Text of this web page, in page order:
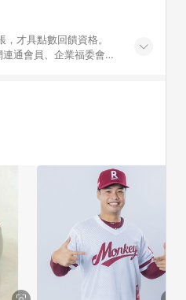
才具點數回饋資格。
通會員、企業福委會員
點數回饋。 5. 點數回
)，以同一訂單中同一
符，以銷售網頁標示為
)以上進行申訴，恕無法
商品與使用條件請依點數